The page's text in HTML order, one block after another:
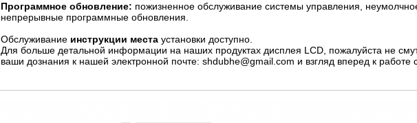
Программное обновление: пожизненное обслуживание системы управления,
непрерывные программные обновления.
Обслуживание инструкции места установки доступно.
Для больше детальной информации на наших продуктах дисплея LCD, пожалуйста не
ваши дознания к нашей электронной почте: shdubhe@gmail.com и взгляд вперед к работе